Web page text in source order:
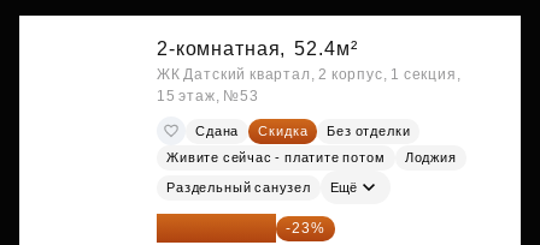
2-комнатная, 52.4м²
ЖК Датский квартал, 2 корпус, 1 секция,
15 этаж, №53
Сдана Скидка
Без отделки
Живите сейчас - платите потом
Лоджия
Раздельный санузел Ещё
12 588 576 ₽ -23%